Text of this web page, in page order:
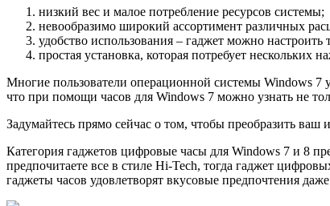
низкий вес и малое потребление ресурсов системы;
невообразимо широкий ассортимент различных
удобство использования – гаджет можно
простая установка, которая потребует
Многие пользователи операционной системы Windows
что при помощи часов для Windows 7 можно узнать не
Задумайтесь прямо сейчас о том, чтобы преобразить
Категория гаджетов цифровые часы для Windows 7 и 8
предпочитаете все в стиле Hi-Tech, тогда гаджет
гаджеты часов удовлетворят вкусовые предпочтения